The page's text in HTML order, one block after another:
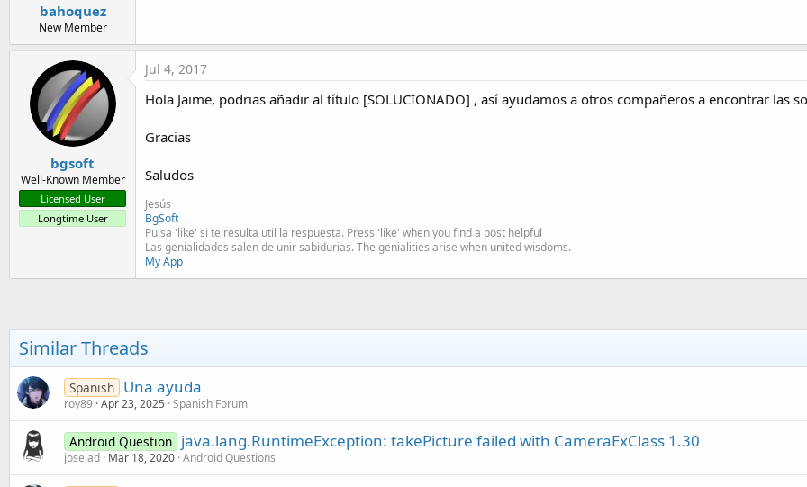
bahoquez
New Member
bgsoft
Well-Known Member
Licensed User
Longtime User
Jul 4, 2017
Hola Jaime, podrias añadir al título [SOLUCIONADO] , así ayudamos a otros compañeros a encontrar las
Gracias
Saludos
Jesús
BgSoft
Pulsa 'like' si te resulta util la respuesta. Press 'like' when you find a post helpful
Las genialidades salen de unir sabidurias. The genialities arise when united wisdoms.
My App
Similar Threads
Spanish Una ayuda
roy89 Apr 23, 2025 Spanish Forum
Android Question java.lang.RuntimeException: takePicture failed with CameraExClass 1.30
josejad Mar 18, 2020 Android Questions